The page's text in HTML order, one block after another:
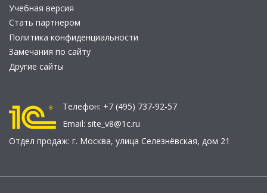
Учебная версия
Стать партнером
Политика конфиденциальности
Замечания по сайту
Другие сайты
Телефон: +7 (495) 737-92-57
Email: site_v8@1c.ru
Отдел продаж: г. Москва, улица Селезнёвская, дом 21